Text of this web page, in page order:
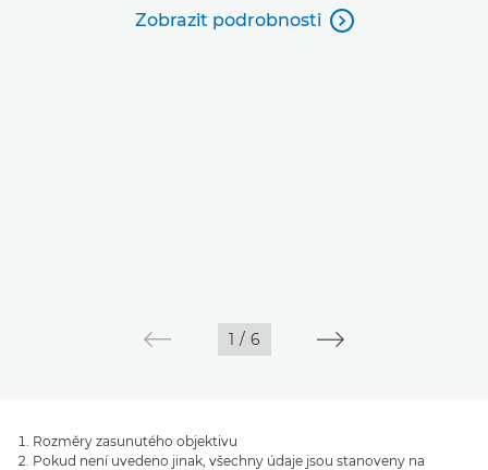
Zobrazit podrobnosti 
1 / 6
Rozměry zasunutého objektivu
Pokud není uvedeno jinak, všechny údaje jsou stanoveny na